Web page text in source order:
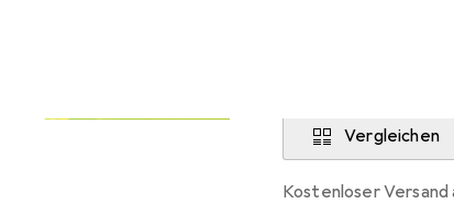
Vergleichen
Kostenloser Versand